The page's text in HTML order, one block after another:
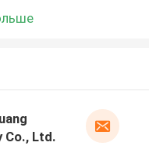
Co., Ltd.